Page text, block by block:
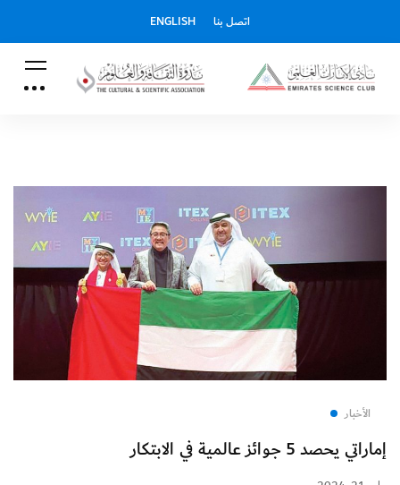
اتصل بنا ENGLISH
الأخبار
إماراتي يحصد 5 جوائز عالمية في الابتكار